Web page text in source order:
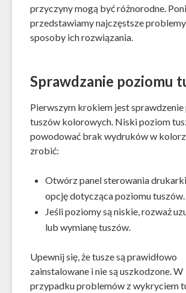
przyczyny mogą być różnorodne.
przedstawiamy najczęstsze
sposoby ich rozwiązania.
Sprawdzanie poziomu
Pierwszym krokiem jest
tuszów kolorowych. Niski poziom
powodować brak wydruków w
zrobić:
Otwórz panel sterowania
opcję dotycząca poziomu tuszów.
Jeśli poziomy są niskie, rozważ
lub wymianę tuszów.
Upewnij się, że tusze są prawidłowo
zainstalowane i nie są uszkodzone. W
przypadku problemów z wykryciem